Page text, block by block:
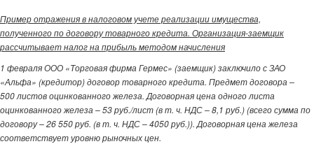
Пример отражения в налоговом учете реализации имущества,
полученного по договору товарного кредита. Организация-заемщик
рассчитывает налог на прибыль методом начисления
1 февраля ООО «Торговая фирма Гермес» (заемщик) заключило с ЗАО
«Альфа» (кредитор) договор товарного кредита. Предмет договора –
500 листов оцинкованного железа. Договорная цена одного листа
оцинкованного железа – 53 руб./лист (в т. ч. НДС – 8,1 руб.) (всего сумма по
договору – 26 550 руб. (в т. ч. НДС – 4050 руб.)). Договорная цена железа
соответствует уровню рыночных цен.